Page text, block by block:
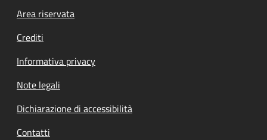
Footer menu
Area riservata
Crediti
Informativa privacy
Note legali
Dichiarazione di accessibilità
Contatti